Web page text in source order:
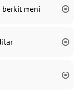
berkit meni